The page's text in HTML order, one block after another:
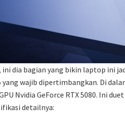
ini dia bagian yang bikin laptop ini
yang wajib dipertimbangkan. Di
Nvidia GeForce RTX 5080. Ini
detailnya: